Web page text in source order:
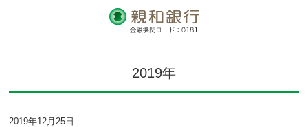
2019年
2019年12月25日